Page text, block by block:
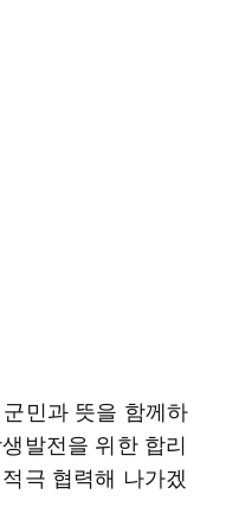
민과 뜻을 함께하
발전을 위한 합리
극 협력해 나가겠